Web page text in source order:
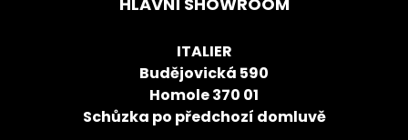
ITALIER
Budějovická 590
Homole 370 01
Schůzka po předchozí domluvě